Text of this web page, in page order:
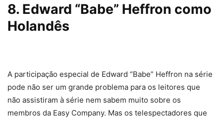
8. Edward “Babe” Heffron como
Holandês
A participação especial de Edward “Babe” Heffron na série
pode não ser um grande problema para os leitores que
não assistiram à série nem sabem muito sobre os
membros da Easy Company. Mas os telespectadores que